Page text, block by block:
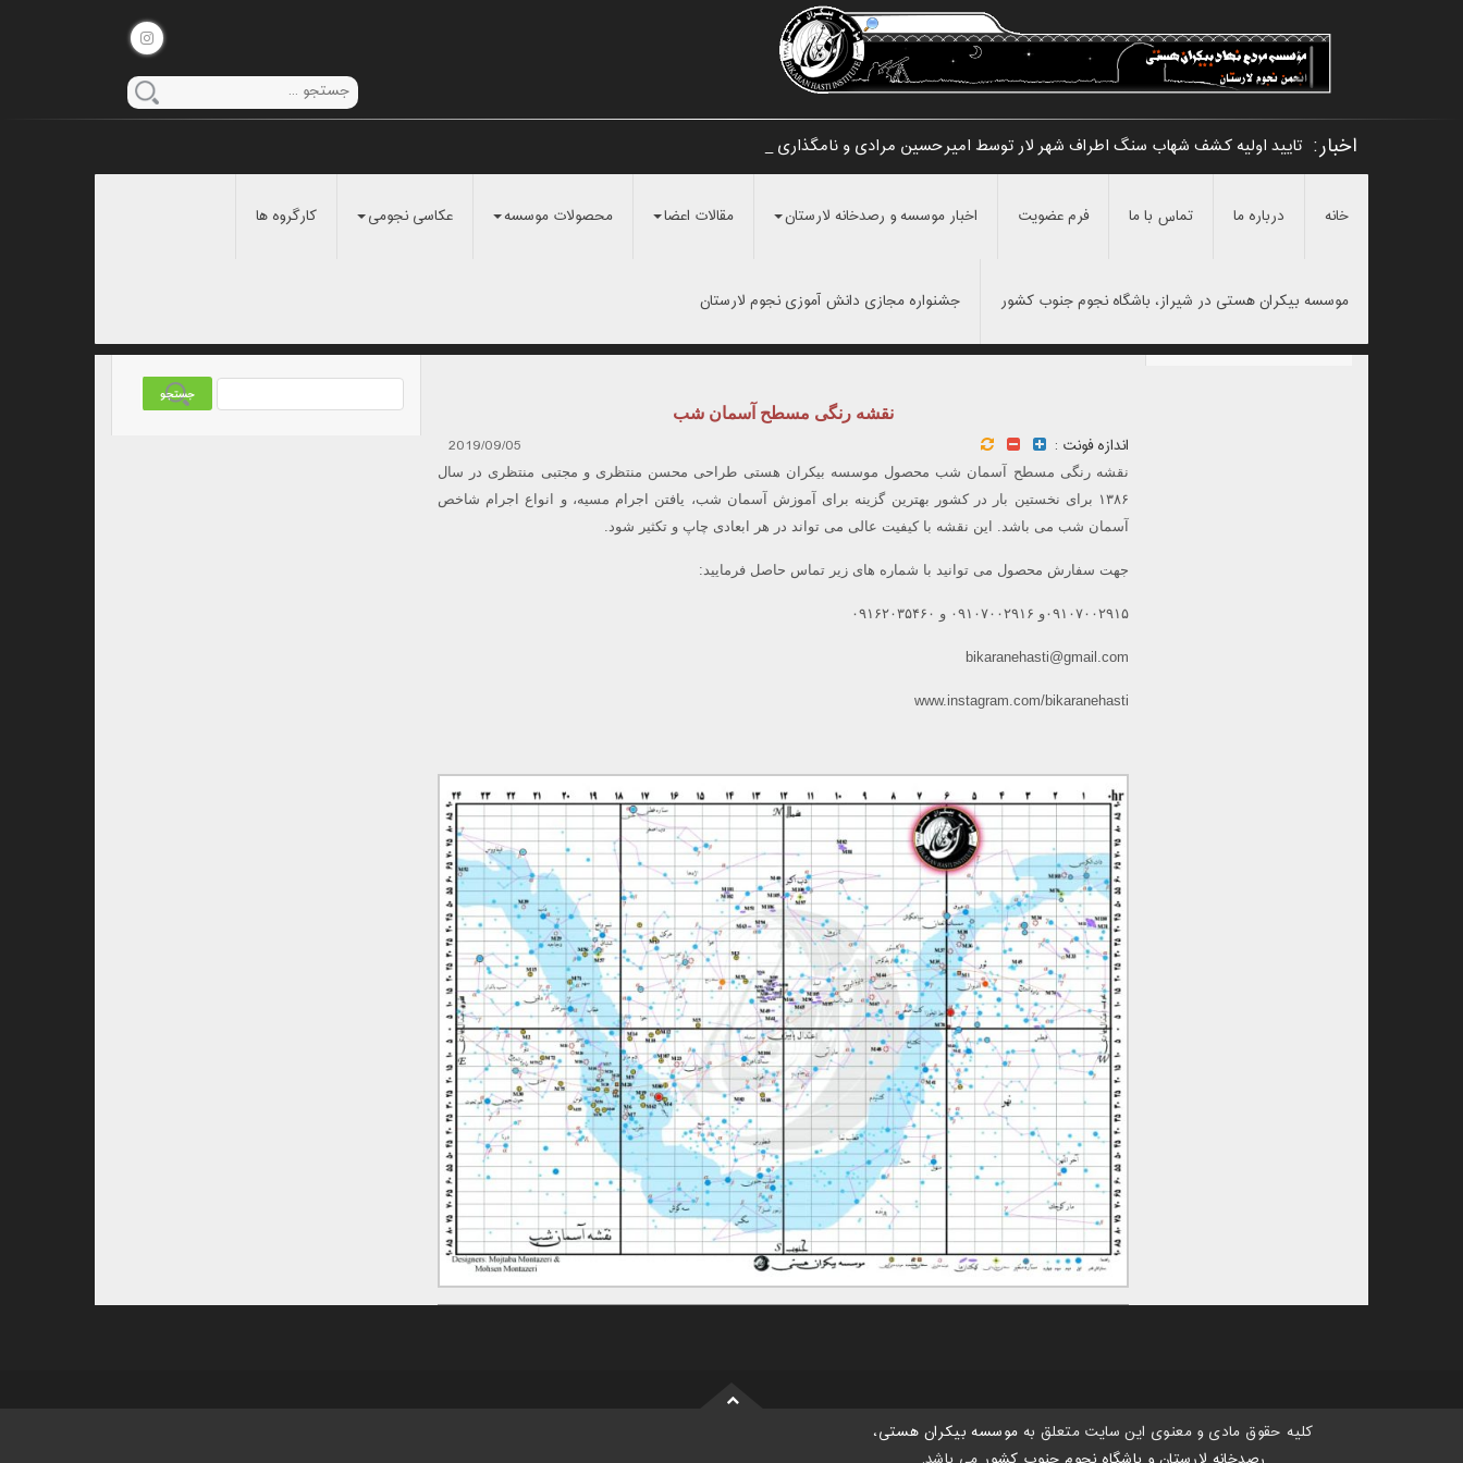
اخبار: تایید اولیه کشف شهاب سنگ اطراف شهر لار توسط امیرحسین مرادی و نامگذاری آن به_
خانه درباره ما تماس با ما فرم عضویت اخبار موسسه و رصدخانه لارستان مقالات اعضا محصولات موسسه عکاسی نجومی کارگروه ها
موسسه بیکران هستی در شیراز، باشگاه نجوم جنوب کشور جشنواره مجازی دانش آموزی نجوم لارستان
نقشه رنگی مسطح آسمان شب
اندازه فونت : 2019/09/05
نقشه رنگی مسطح آسمان شب محصول موسسه بیکران هستی طراحی محسن منتظری و مجتبی منتظری در سال
۱۳۸۶ برای نخستین بار در کشور بهترین گزینه برای آموزش آسمان شب، یافتن اجرام مسیه، و انواع اجرام شاخص
آسمان شب می باشد. این نقشه با کیفیت عالی می تواند در هر ابعادی چاپ و تکثیر شود.
جهت سفارش محصول می توانید با شماره های زیر تماس حاصل فرمایید:
۰۹۱۰۷۰۰۲۹۱۵و ۰۹۱۰۷۰۰۲۹۱۶ و ۰۹۱۶۲۰۳۵۴۶۰
bikaranehasti@gmail.com
www.instagram.com/bikaranehasti
کلیه حقوق مادی و معنوی این سایت متعلق به موسسه بیکران هستی،